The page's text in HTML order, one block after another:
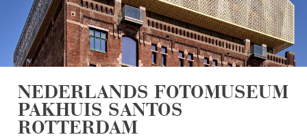
NEDERLANDS FOTOMUSEUM
PAKHUIS SANTOS
ROTTERDAM